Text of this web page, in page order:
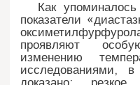
Как
показатели
проявляют
изменению
исследованиями,